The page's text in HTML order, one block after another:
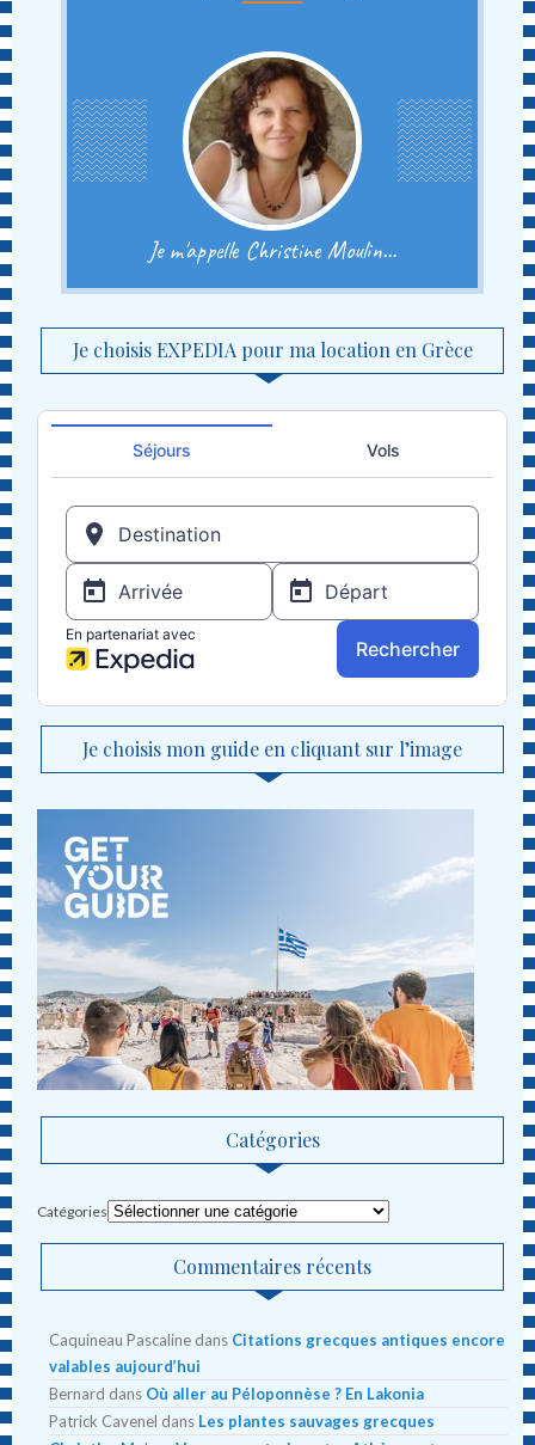
Je m'appelle Christine Moulin...
Je choisis EXPEDIA pour ma location en Grèce
Je choisis mon guide en cliquant sur l’image
Catégories
Catégories
Commentaires récents
Caquineau Pascaline dans Citations grecques antiques encore
valables aujourd’hui
Bernard dans Où aller au Péloponnèse ? En Lakonia
Patrick Cavenel dans Les plantes sauvages grecques